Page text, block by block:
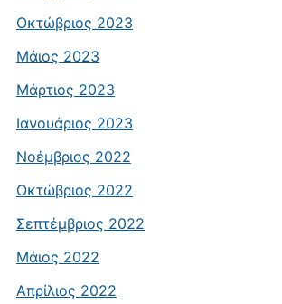
Οκτώβριος 2023
Μάιος 2023
Μάρτιος 2023
Ιανουάριος 2023
Νοέμβριος 2022
Οκτώβριος 2022
Σεπτέμβριος 2022
Μάιος 2022
Απρίλιος 2022